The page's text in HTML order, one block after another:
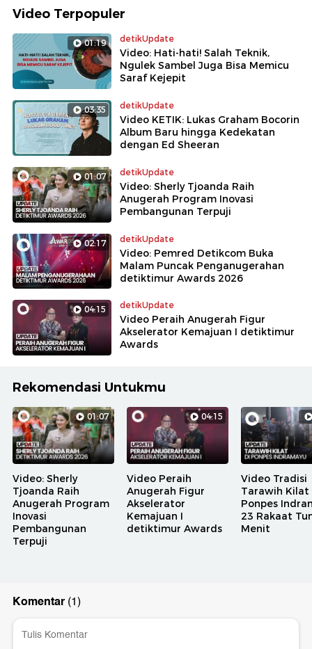
Video Terpopuler
01:19 detikUpdate
Video: Hati-hati! Salah Teknik,
Ngulek Sambel Juga Bisa Memicu
Saraf Kejepit
03:35 detikUpdate
Video KETIK: Lukas Graham Bocorin
Album Baru hingga Kedekatan
dengan Ed Sheeran
01:07 detikUpdate
Video: Sherly Tjoanda Raih
Anugerah Program Inovasi
Pembangunan Terpuji
02:17 detikUpdate
Video: Pemred Detikcom Buka
Malam Puncak Penganugerahan
detiktimur Awards 2026
04:15 detikUpdate
Video Peraih Anugerah Figur
Akselerator Kemajuan I detiktimur
Awards
Rekomendasi Untukmu
01:07
Video: Sherly
Tjoanda Raih
Anugerah Program
Inovasi
Pembangunan
Terpuji
04:15
Video Peraih
Anugerah Figur
Akselerator
Kemajuan I
detiktimur Awards
Video Tradisi
Tarawih Kilat
Ponpes
23 Rakaat
Menit